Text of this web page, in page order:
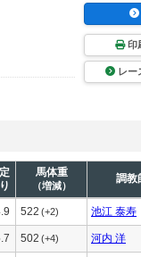
印
レー
馬体重
（増減）
調教
522 (+2) 池江 泰寿
502 (+4) 河内 洋